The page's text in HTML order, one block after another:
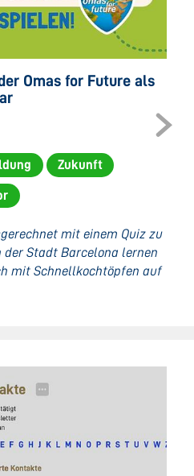
Omas for Future als
Zukunft
mit einem Quiz zu
der Stadt Barcelona lernen
mit Schnellkochtöpfen auf